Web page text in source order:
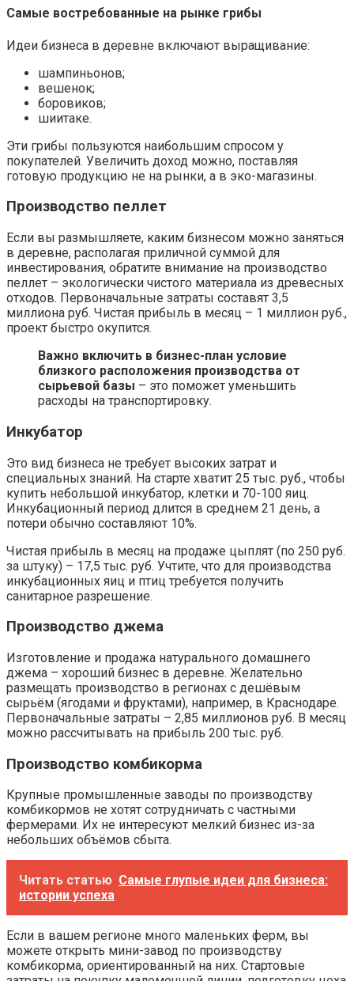
Самые востребованные на рынке грибы
Идеи бизнеса в деревне включают выращивание:
шампиньонов;
вешенок;
боровиков;
шиитаке.
Эти грибы пользуются наибольшим спросом у
покупателей. Увеличить доход можно, поставляя
готовую продукцию не на рынки, а в эко-магазины.
Производство пеллет
Если вы размышляете, каким бизнесом можно заняться
в деревне, располагая приличной суммой для
инвестирования, обратите внимание на производство
пеллет – экологически чистого материала из древесных
отходов. Первоначальные затраты составят 3,5
миллиона руб. Чистая прибыль в месяц – 1 миллион руб.,
проект быстро окупится.
Важно включить в бизнес-план условие
близкого расположения производства от
сырьевой базы – это поможет уменьшить
расходы на транспортировку.
Инкубатор
Это вид бизнеса не требует высоких затрат и
специальных знаний. На старте хватит 25 тыс. руб., чтобы
купить небольшой инкубатор, клетки и 70-100 яиц.
Инкубационный период длится в среднем 21 день, а
потери обычно составляют 10%.
Чистая прибыль в месяц на продаже цыплят (по 250 руб.
за штуку) – 17,5 тыс. руб. Учтите, что для производства
инкубационных яиц и птиц требуется получить
санитарное разрешение.
Производство джема
Изготовление и продажа натурального домашнего
джема – хороший бизнес в деревне. Желательно
размещать производство в регионах с дешёвым
сырьём (ягодами и фруктами), например, в Краснодаре.
Первоначальные затраты – 2,85 миллионов руб. В месяц
можно рассчитывать на прибыль 200 тыс. руб.
Производство комбикорма
Крупные промышленные заводы по производству
комбикормов не хотят сотрудничать с частными
фермерами. Их не интересуют мелкий бизнес из-за
небольших объёмов сбыта.
Читать статью Самые глупые идеи для бизнеса:
истории успеха
Если в вашем регионе много маленьких ферм, вы
можете открыть мини-завод по производству
комбикорма, ориентированный на них. Стартовые